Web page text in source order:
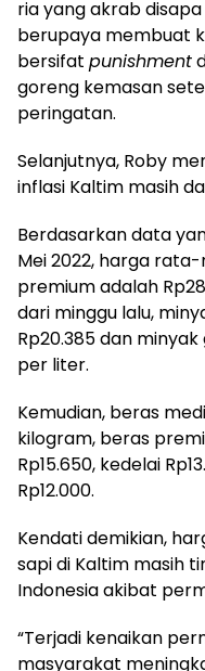
ria yang akrab
berupaya membuat
bersifat punishment
goreng kemasan
peringatan.
Selanjutnya, Roby
inflasi Kaltim masih
Berdasarkan data
Mei 2022, harga
premium adalah
dari minggu lalu,
Rp20.385 dan
per liter.
Kemudian, beras
kilogram, beras
Rp15.650, kedelai
Rp12.000.
Kendati demikian,
sapi di Kaltim masih
Indonesia akibat
“Terjadi kenaikan
masyarakat